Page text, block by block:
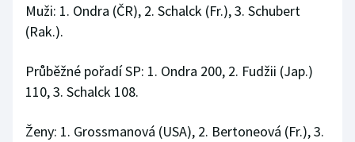
Muži: 1. Ondra (ČR), 2. Schalck (Fr.), 3. Schubert
(Rak.).
Průběžné pořadí SP: 1. Ondra 200, 2. Fudžii (Jap.)
110, 3. Schalck 108.
Ženy: 1. Grossmanová (USA), 2. Bertoneová (Fr.), 3.